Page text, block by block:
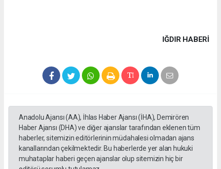
IĞDIR HABERİ
Anadolu Ajansı (AA), İhlas Haber Ajansı (İHA), Demirören
Haber Ajansı (DHA) ve diğer ajanslar tarafından eklenen tüm
haberler, sitemizin editörlerinin müdahalesi olmadan ajans
kanallarından çekilmektedir. Bu haberlerde yer alan hukuki
muhataplar haberi geçen ajanslar olup sitemizin hiç bir